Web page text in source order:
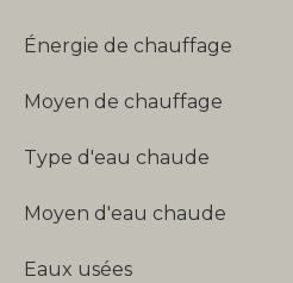
Énergie de chauffage
Moyen de chauffage
Type d'eau chaude
Moyen d'eau chaude
Eaux usées